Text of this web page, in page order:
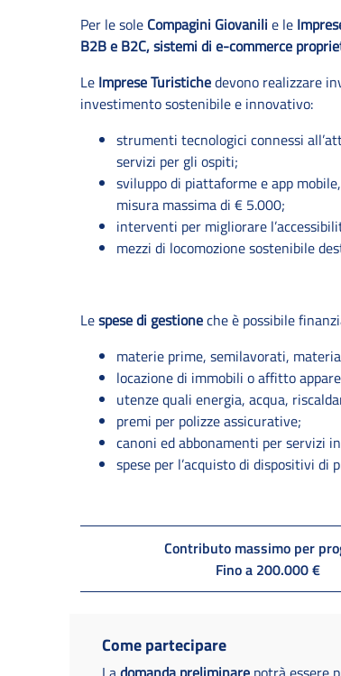
Per le sole Compagini Giovanili e le
B2B e B2C, sistemi di e-commerce
Le Imprese Turistichedevono realizzare
investimento sostenibile e innovativo:
strumenti tecnologici connessi
servizi per gli ospiti;
sviluppo di piattaforme e app
misura massima di € 5.000;
interventi per migliorare
mezzi di locomozione sostenibile
Lespese di gestioneche è possibile
materie prime, semilavorati,
locazione di immobili o affitto
utenze quali energia, acqua,
premi per polizze assicurative;
canoni ed abbonamenti per servizi
spese per l’acquisto di dispositivi
Contributo massimo per
Fino a 200.000 €
Come partecipare